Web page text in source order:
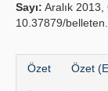
Sayı: Aralık 2013,
10.37879/
Özet Özet